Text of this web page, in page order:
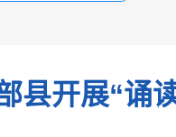
县开展“诵